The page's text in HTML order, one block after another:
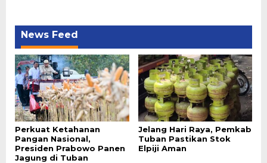
News Feed
Perkuat Ketahanan
Pangan Nasional,
Presiden Prabowo Panen
Jagung di Tuban
Jelang Hari Raya, Pemkab
Tuban Pastikan Stok
Elpiji Aman